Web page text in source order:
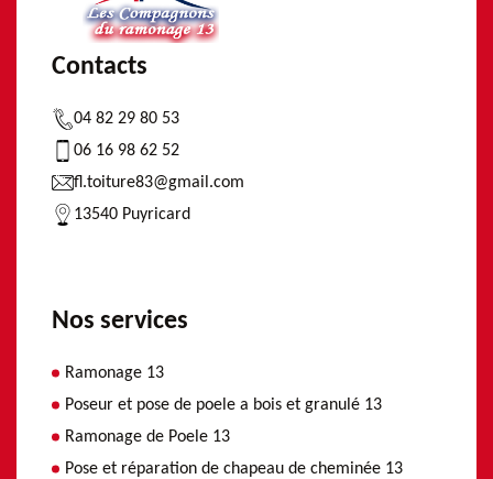
Contacts
04 82 29 80 53
06 16 98 62 52
fl.toiture83@gmail.com
13540 Puyricard
Nos services
Ramonage 13
Poseur et pose de poele a bois et granulé 13
Ramonage de Poele 13
Pose et réparation de chapeau de cheminée 13